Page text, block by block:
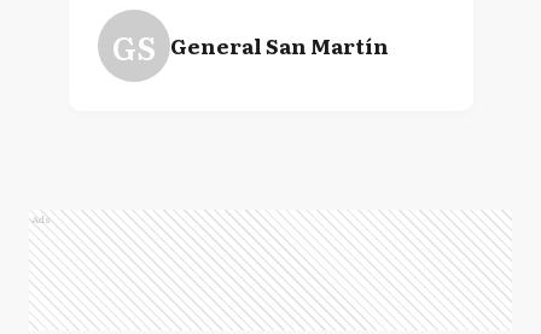
GS General San Martín
Ads